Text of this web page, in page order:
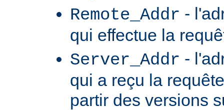
Remote_Addr -
qui effectue la
Server_Addr -
qui a reçu la
partir des versions